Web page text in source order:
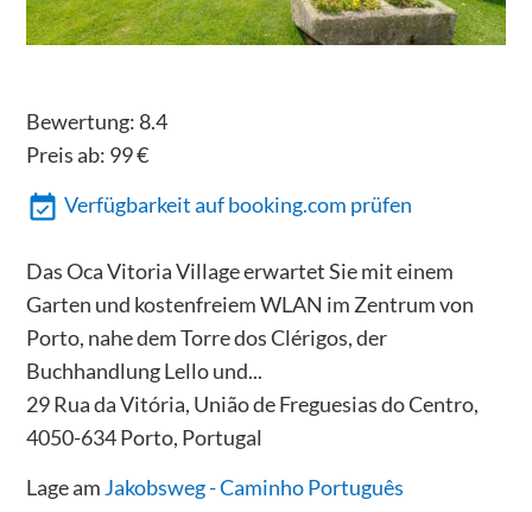
Bewertung: 8.4
Preis ab: 99€
Verfügbarkeit auf booking.com prüfen
Das Oca Vitoria Village erwartet Sie mit einem
Garten und kostenfreiem WLAN im Zentrum von
Porto, nahe dem Torre dos Clérigos, der
Buchhandlung Lello und...
29 Rua da Vitória, União de Freguesias do Centro,
4050-634 Porto, Portugal
Lage am Jakobsweg - Caminho Português